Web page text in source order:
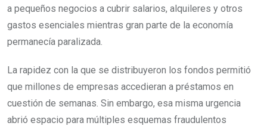
a pequeños negocios a cubrir salarios, alquileres y otros
gastos esenciales mientras gran parte de la economía
permanecía paralizada.
La rapidez con la que se distribuyeron los fondos permitió
que millones de empresas accedieran a préstamos en
cuestión de semanas. Sin embargo, esa misma urgencia
abrió espacio para múltiples esquemas fraudulentos